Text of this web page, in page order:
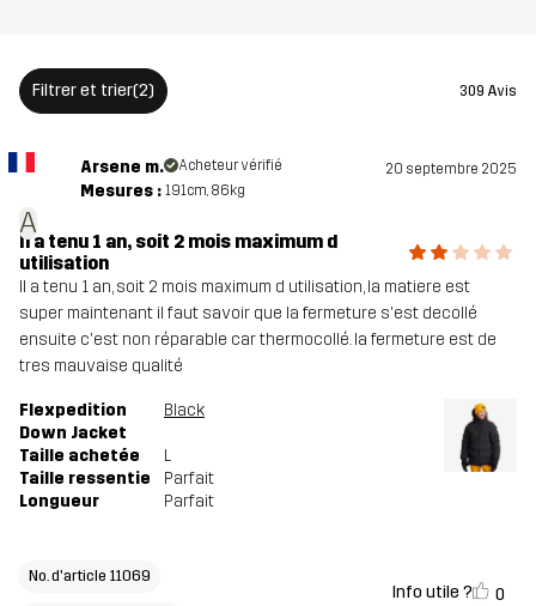
Filtrer et trier(2) 309 Avis
A
Arsene m. Acheteur vérifié 20 septembre 2025
Mesures : 191cm, 86kg
Il a tenu 1 an, soit 2 mois maximum d
utilisation
Il a tenu 1 an, soit 2 mois maximum d utilisation, la matiere est
super maintenant il faut savoir que la fermeture s'est decollé
ensuite c'est non réparable car thermocollé. la fermeture est de
tres mauvaise qualité
Flexpedition
Down Jacket
Black
Taille achetée
L
Taille ressentie
Parfait
Longueur
Parfait
No. d'article 11069
Info utile ? 0